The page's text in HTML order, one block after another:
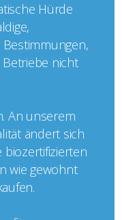
Hürde
nicht
An unserem
ändert sich
biozertifizierten
wie gewohnt